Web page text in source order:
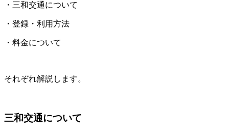
・三和交通について
・登録・利用方法
・料金について
それぞれ解説します。
三和交通について